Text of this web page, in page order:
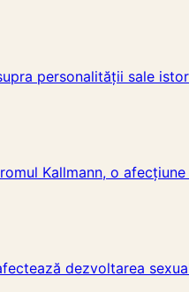
personalității sale
Kallmann, o afecțiune
dezvoltarea